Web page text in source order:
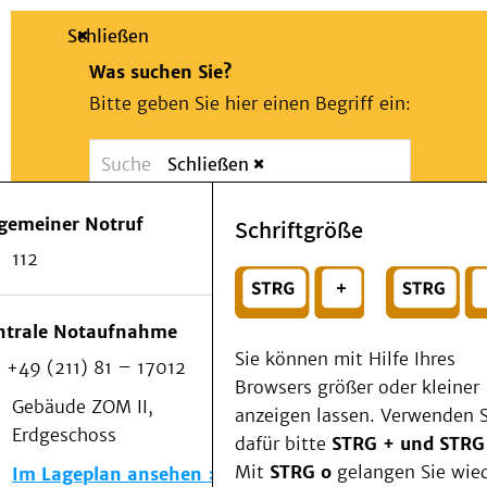
Suche
Schließen
Was suchen Sie?
Bitte geben Sie hier einen Begriff ein:
Suchen
Wählen Sie ein Thema für Ihren
Notfall
Schließen
Notruf
112
Notaufnahme
+49 (211) 81 – 17012
Gebäude ZOM II,
Erdgeschoss
Im Lageplan ansehen
Schriftgröße
Sie können mit Hilfe Ihres
Browsers größer oder kleiner
anzeigen lassen. Verwenden
dafür bitte STRG + und
Mit STRG o gelangen Sie
Patienten & Besucher
Als Patient am UKD
Beratung und Unterstützung
Veranstaltungen
Kommunikation im Medizinwesen (KIM)
Notfall
Forschung & Lehre
Medizinische Fakultät